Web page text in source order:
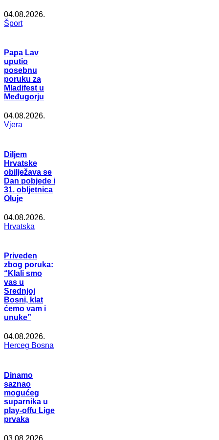
04.08.2026.
Šport
Papa Lav
uputio
posebnu
poruku za
Mladifest u
Međugorju
04.08.2026.
Vjera
Diljem
Hrvatske
obilježava se
Dan pobjede i
31. obljetnica
Oluje
04.08.2026.
Hrvatska
Priveden
zbog poruka:
“Klali smo
vas u
Srednjoj
Bosni, klat
ćemo vam i
unuke”
04.08.2026.
Herceg Bosna
Dinamo
saznao
mogućeg
suparnika u
play-offu Lige
prvaka
03.08.2026.